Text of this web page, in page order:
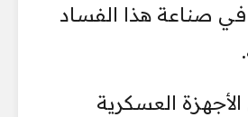
صناعة هذا الفساد
العسكرية